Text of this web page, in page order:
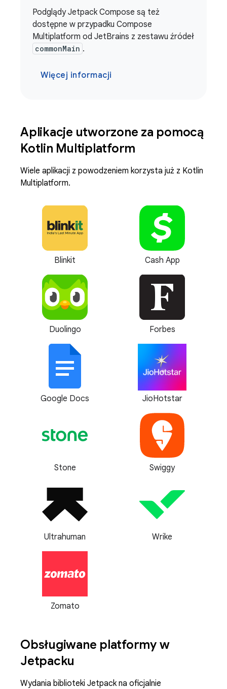
Podglądy Jetpack Compose są też
dostępne w przypadku Compose
Multiplatform od JetBrains z zestawu źródeł
commonMain .
Więcej informacji
Aplikacje utworzone za pomocą
Kotlin Multiplatform
Wiele aplikacji z powodzeniem korzysta już z Kotlin
Multiplatform.
Blinkit Cash App
Duolingo Forbes
Google Docs JioHotstar
Stone Swiggy
Ultrahuman Wrike
Zomato
Obsługiwane platformy w
Jetpacku
Wydania biblioteki Jetpack na oficjalnie